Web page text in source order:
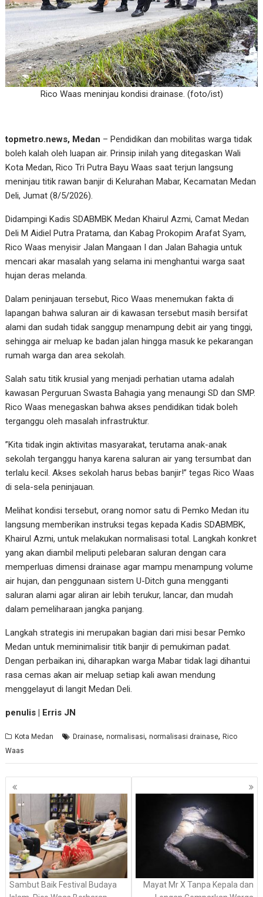
Rico Waas meninjau kondisi drainase. (foto/ist)
topmetro.news, Medan – Pendidikan dan mobilitas warga tidak
boleh kalah oleh luapan air. Prinsip inilah yang ditegaskan Wali
Kota Medan, Rico Tri Putra Bayu Waas saat terjun langsung
meninjau titik rawan banjir di Kelurahan Mabar, Kecamatan Medan
Deli, Jumat (8/5/2026).
Didampingi Kadis SDABMBK Medan Khairul Azmi, Camat Medan
Deli M Aidiel Putra Pratama, dan Kabag Prokopim Arafat Syam,
Rico Waas menyisir Jalan Mangaan I dan Jalan Bahagia untuk
mencari akar masalah yang selama ini menghantui warga saat
hujan deras melanda.
Dalam peninjauan tersebut, Rico Waas menemukan fakta di
lapangan bahwa saluran air di kawasan tersebut masih bersifat
alami dan sudah tidak sanggup menampung debit air yang tinggi,
sehingga air meluap ke badan jalan hingga masuk ke pekarangan
rumah warga dan area sekolah.
Salah satu titik krusial yang menjadi perhatian utama adalah
kawasan Perguruan Swasta Bahagia yang menaungi SD dan SMP.
Rico Waas menegaskan bahwa akses pendidikan tidak boleh
terganggu oleh masalah infrastruktur.
​”Kita tidak ingin aktivitas masyarakat, terutama anak-anak
sekolah terganggu hanya karena saluran air yang tersumbat dan
terlalu kecil. Akses sekolah harus bebas banjir!” tegas Rico Waas
di sela-sela peninjauan.
Melihat kondisi tersebut, orang nomor satu di Pemko Medan itu
langsung memberikan instruksi tegas kepada Kadis SDABMBK,
Khairul Azmi, untuk melakukan normalisasi total. Langkah konkret
yang akan diambil meliputi pelebaran saluran dengan cara
memperluas dimensi drainase agar mampu menampung volume
air hujan, dan penggunaan sistem U-Ditch guna mengganti
saluran alami agar aliran air lebih terukur, lancar, dan mudah
dalam pemeliharaan jangka panjang.
Langkah strategis ini merupakan bagian dari misi besar Pemko
Medan untuk meminimalisir titik banjir di pemukiman padat.
Dengan perbaikan ini, diharapkan warga Mabar tidak lagi dihantui
rasa cemas akan air meluap setiap kali awan mendung
menggelayut di langit Medan Deli.
penulis | Erris JN
Kota Medan Drainase,normalisasi,normalisasi drainase,Rico
Waas
Navigasi
pos
Sambut Baik Festival Budaya
Mayat Mr X Tanpa Kepala dan